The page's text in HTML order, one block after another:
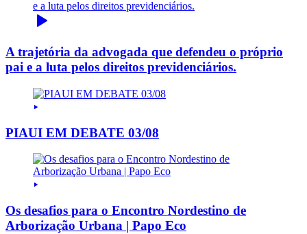
A trajetória da advogada que defendeu o próprio
pai e a luta pelos direitos previdenciários.
PIAUI EM DEBATE 03/08
Os desafios para o Encontro Nordestino de
Arborização Urbana | Papo Eco